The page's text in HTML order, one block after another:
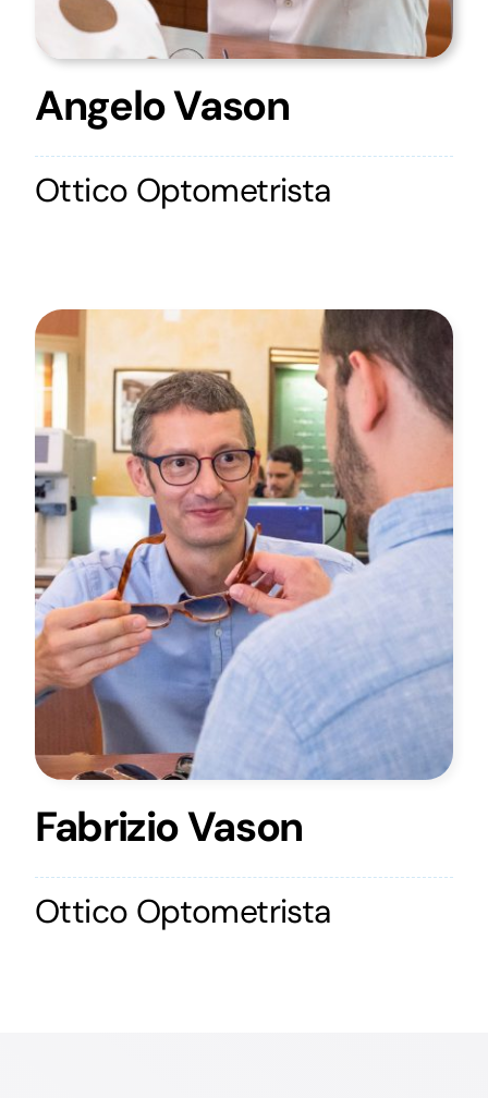
Angelo Vason
Ottico Optometrista
Fabrizio Vason
Ottico Optometrista